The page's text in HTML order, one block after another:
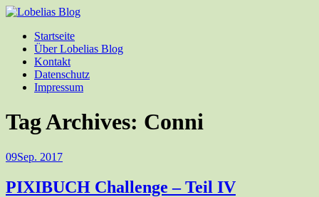
Startseite
Über Lobelias Blog
Kontakt
Datenschutz
Impressum
Tag Archives: Conni
09Sep. 2017
PIXIBUCH Challenge – Teil IV